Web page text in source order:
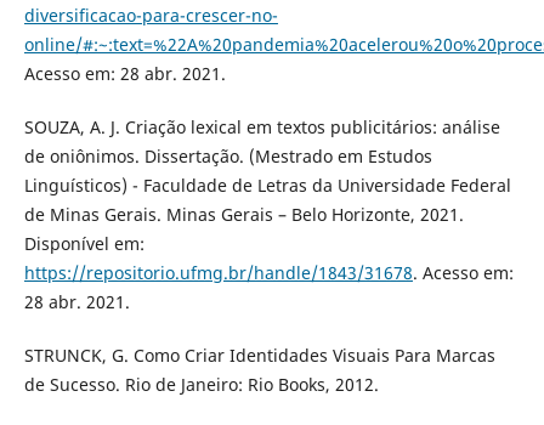
diversificacao-para-crescer-no-
online/
Acesso em: 28 abr. 2021.
SOUZA, A. J. Criação lexical em textos publicitários: análise
de oniônimos. Dissertação. (Mestrado em Estudos
Linguísticos) - Faculdade de Letras da Universidade Federal
de Minas Gerais. Minas Gerais – Belo Horizonte, 2021.
Disponível em:
https://repositorio.ufmg.br/handle/1843/31678. Acesso em:
28 abr. 2021.
STRUNCK, G. Como Criar Identidades Visuais Para Marcas
de Sucesso. Rio de Janeiro: Rio Books, 2012.